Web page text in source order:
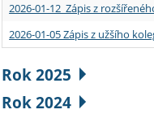
2026-01-12 Zápis z
2026-01-05 Zápis z užšího
Rok 2025
Rok 2024